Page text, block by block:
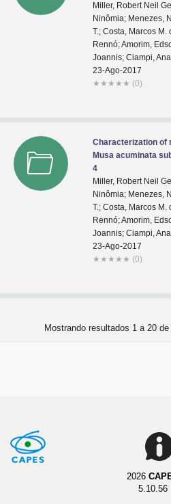
Miller, Robert Neil
Ninômia; Menezes,
T.; Costa, Marcos
Rennó; Amorim,
Joannis; Ciampi, Ana
23-Ago-2017
★ ★ ★ ★ ★ (0)
Characterization of
Musa acuminata
4
Miller, Robert Neil
Ninômia; Menezes,
T.; Costa, Marcos
Rennó; Amorim,
Joannis; Ciampi, Ana
23-Ago-2017
★ ★ ★ ★ ★ (0)
Mostrando resultados 1 a 20 de
2026
5.10.56